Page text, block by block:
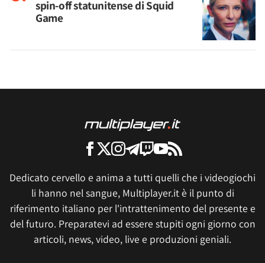
spin-off statunitense di Squid
Game
Dedicato cervello e anima a tutti quelli che i videogiochi
li hanno nel sangue, Multiplayer.it è il punto di
riferimento italiano per l'intrattenimento del presente e
del futuro. Preparatevi ad essere stupiti ogni giorno con
articoli, news, video, live e produzioni geniali.